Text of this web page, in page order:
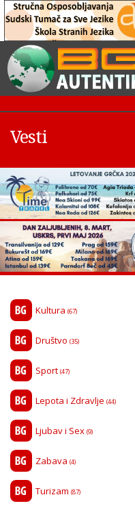
Vesti
Kultura (67)
Društvo (35)
Sport (47)
Lepota i Zdravlje (44)
Ljubav i Sex (9)
Zabava (4)
Turizam (87)